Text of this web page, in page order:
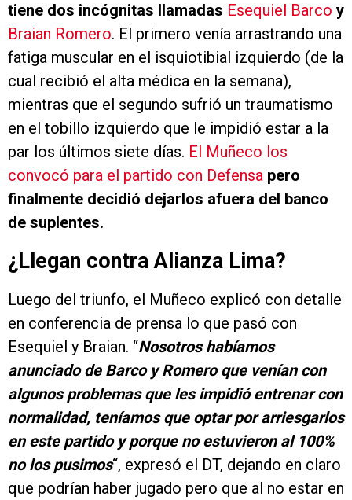
tiene dos incógnitas llamadas Esequiel Barco y
Braian Romero. El primero venía arrastrando una
fatiga muscular en el isquiotibial izquierdo (de la
cual recibió el alta médica en la semana),
mientras que el segundo sufrió un traumatismo
en el tobillo izquierdo que le impidió estar a la
par los últimos siete días. El Muñeco los
convocó para el partido con Defensa pero
finalmente decidió dejarlos afuera del banco
de suplentes.
¿Llegan contra Alianza Lima?
Luego del triunfo, el Muñeco explicó con detalle
en conferencia de prensa lo que pasó con
Esequiel y Braian. “Nosotros habíamos
anunciado de Barco y Romero que venían con
algunos problemas que les impidió entrenar con
normalidad, teníamos que optar por arriesgarlos
en este partido y porque no estuvieron al 100%
no los pusimos“, expresó el DT, dejando en claro
que podrían haber jugado pero que al no estar en